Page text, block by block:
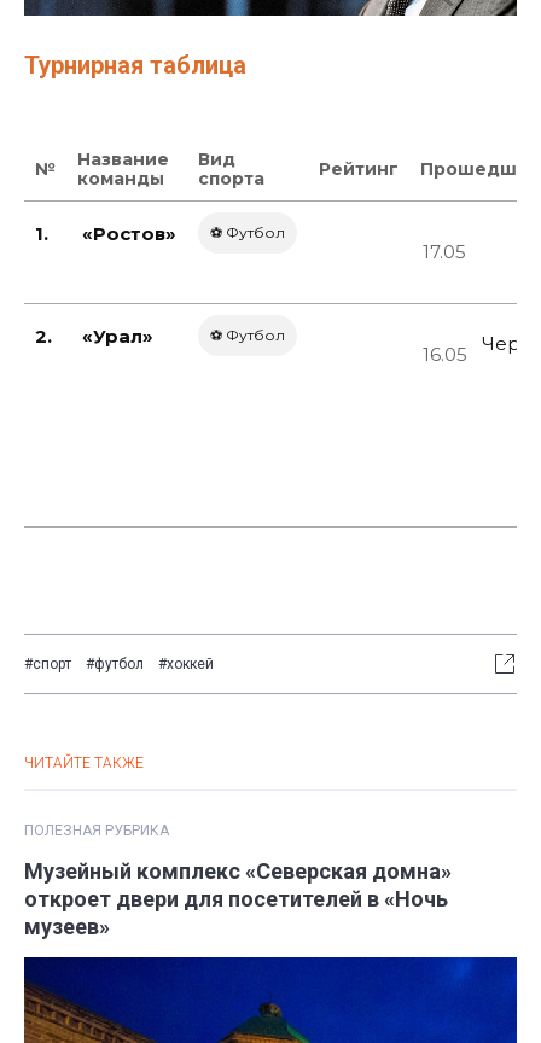
Турнирная таблица
№
Название
команды
Вид
спорта
Рейтинг
1. «Ростов» ⚽ Футбол
17.05
2. «Урал» ⚽ Футбол
16.05
#спорт #футбол #хоккей
ЧИТАЙТЕ ТАКЖЕ
ПОЛЕЗНАЯ РУБРИКА
Музейный комплекс «Северская домна»
откроет двери для посетителей в «Ночь
музеев»